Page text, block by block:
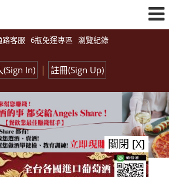
路客服 6瓶免運專區 瀏覽紀錄
(Sign In) | 註冊(Sign Up)
關閉 [X]